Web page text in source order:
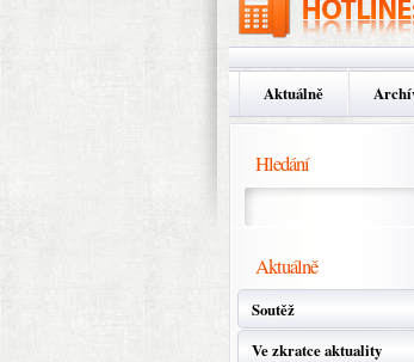
Aktuálně
Hledání
Aktuálně
Soutěž
Ve zkratce aktuality